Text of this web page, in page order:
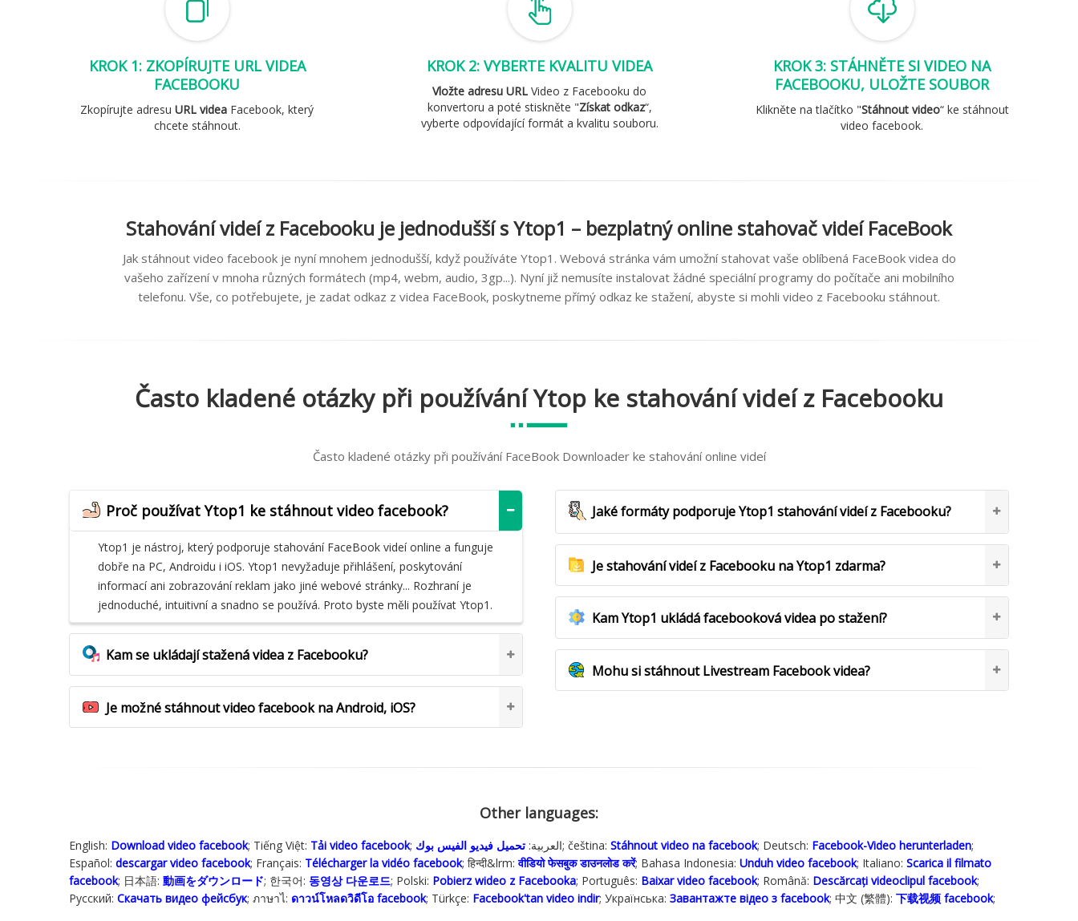
KROK 1: ZKOPÍRUJTE URL VIDEA
FACEBOOKU
Zkopírujte adresu URL videa Facebook, který
chcete stáhnout.
KROK 2: VYBERTE KVALITU VIDEA
Vložte adresu URL Video z Facebooku do
konvertoru a poté stiskněte "Získat odkaz“,
vyberte odpovídající formát a kvalitu souboru.
KROK 3: STÁHNĚTE SI VIDEO NA
FACEBOOKU, ULOŽTE SOUBOR
Klikněte na tlačítko "Stáhnout video“ ke stáhnout
video facebook.
Stahování videí z Facebooku je jednodušší s Ytop1 – bezplatný online stahovač videí FaceBook
Jak stáhnout video facebook je nyní mnohem jednodušší, když používáte Ytop1. Webová stránka vám umožní stahovat vaše oblíbená FaceBook videa do
vašeho zařízení v mnoha různých formátech (mp4, webm, audio, 3gp...). Nyní již nemusíte instalovat žádné speciální programy do počítače ani mobilního
telefonu. Vše, co potřebujete, je zadat odkaz z videa FaceBook, poskytneme přímý odkaz ke stažení, abyste si mohli video z Facebooku stáhnout.
Často kladené otázky při používání Ytop ke stahování videí z Facebooku
Často kladené otázky při používání FaceBook Downloader ke stahování online videí
Proč používat Ytop1 ke stáhnout video facebook?
Ytop1 je nástroj, který podporuje stahování FaceBook videí online a funguje
dobře na PC, Androidu i iOS. Ytop1 nevyžaduje přihlášení, poskytování
informací ani zobrazování reklam jako jiné webové stránky... Rozhraní je
jednoduché, intuitivní a snadno se používá. Proto byste měli používat Ytop1.
Kam se ukládají stažená videa z Facebooku?
Je možné stáhnout video facebook na Android, iOS?
Jaké formáty podporuje Ytop1 stahování videí z Facebooku?
Je stahování videí z Facebooku na Ytop1 zdarma?
Kam Ytop1 ukládá facebooková videa po stažení?
Mohu si stáhnout Livestream Facebook videa?
Other languages:
English: Download video facebook; Tiếng Việt: Tải video facebook ; العربية: تحميل فيديو الفيس بوك ; čeština: Stáhnout video na facebook; Deutsch: Facebook-Video herunterladen;
Español: descargar video facebook; Français: Télécharger la vidéo facebook; हिन्दी&lrm:वीडियो फेसबुक डाउनलोड करें; Bahasa Indonesia‬: Unduh video facebook; Italiano: Scarica il filmato
facebook; 日本語: 動画をダウンロード; 한국어: 동영상 다운로드; Polski‎: Pobierz wideo z Facebooka; Português: Baixar video facebook; Română: Descărcați videoclipul facebook;
Русский: Скачать видео фейсбук; ภาษาไ: ดาวน์โหลดวิดีโอ facebook; Türkçe‬: Facebook'tan video indir; Українська‬: Завантажте відео з facebook; 中文 (繁體): 下载视频 facebook;